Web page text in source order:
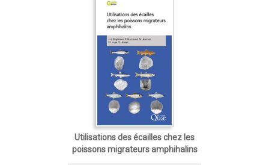
Utilisations des écailles chez les
poissons migrateurs amphihalins